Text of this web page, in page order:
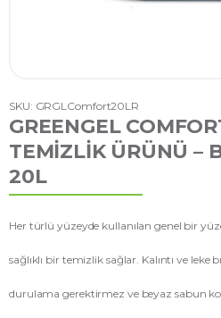
SKU: GRGLComfort20LR
GREENGEL
TEMIZLIK ÜRÜNÜ –
20L
Her türlü yüzeyde kullanılan genel bir
sağlıklı bir temizlik sağlar. Kalıntı ve
durulama gerektirmez ve beyaz sabun